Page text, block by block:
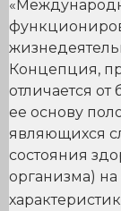
Концепция,
отличается
ее основу
являющихся
состояния
организма) на